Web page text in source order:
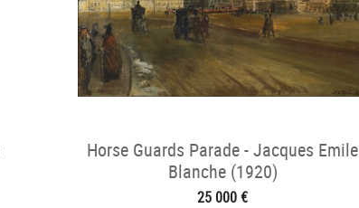
Horse Guards Parade - Jacques Emile
Blanche (1920)
25 000 €